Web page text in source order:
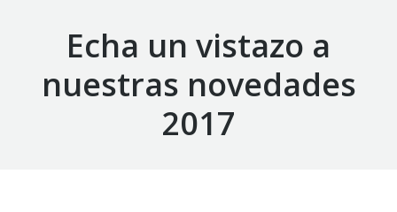
Echa un vistazo a
nuestras novedades
2017